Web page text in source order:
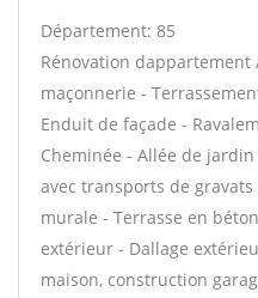
Département: 85
Rénovation
maçonnerie -
Enduit de façade -
Cheminée - Allée de
avec transports de
murale - Terrasse en
extérieur - Dallage
maison, construction